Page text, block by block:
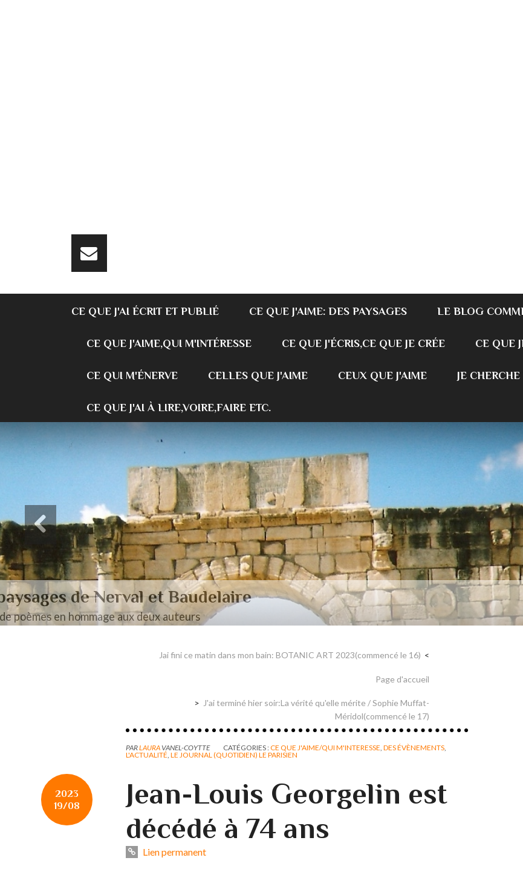
CE QUE J'AI ÉCRIT ET PUBLIÉ CE QUE J'AIME: DES PAYSAGES LE BLOG
CE QUE J'AIME,QUI M'INTÉRESSE CE QUE J'ÉCRIS,CE QUE JE CRÉE CE QUE
CE QUI M'ÉNERVE CELLES QUE J'AIME CEUX QUE J'AIME JE
CE QUE J'AI À LIRE,VOIRE,FAIRE ETC.
Des paysages de Baudelaire et Nerval
Mon mémoire de maîtrise
Jai fini ce matin dans mon bain: BOTANIC ART 2023(commencé le 16)
Page d'accueil
J'ai terminé hier soir:La vérité qu'elle mérite / Sophie Muffat-
Méridol(commencé le 17)
PARLAURA VANEL-COYTTE CATÉGORIES :CE QUE J'AIME/QUI M'INTERESSE, DES ÉVÈNEMENTS,
L'ACTUALITÉ, LE JOURNAL (QUOTIDIEN) LE PARISIEN
2023
19/08
Jean-Louis Georgelin est
décédé à 74 ans
Lien permanent